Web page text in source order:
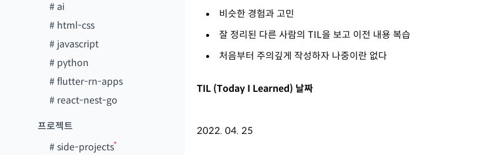
# ai
# html-css
# javascript
# python
#flutter-rn-apps
# react-nest-go
프로젝트
#side-projects
비슷한 경험과 고민
잘 정리된 다른 사람의 TIL을 보고 이전 내용 복습
처음부터 주의깊게 작성하자 나중이란 없다
TIL (Today I Learned) 날짜
2022. 04. 25